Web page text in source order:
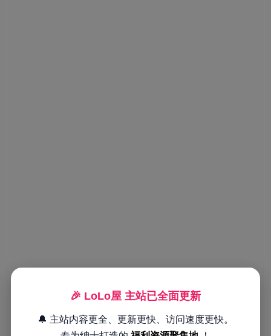
🎉 LoLo屋 主站已全面更新
🔔 主站内容更全、更新更快、访问速度更快。